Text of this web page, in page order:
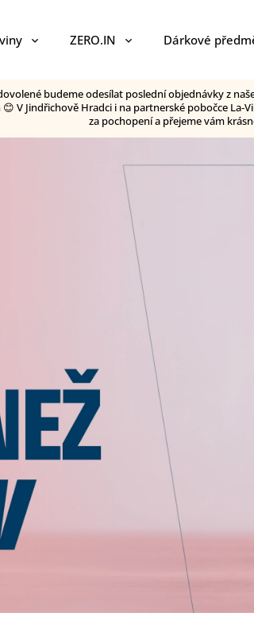
ZERO.IN Dárkové
budeme odesílat poslední objednávky z
V Jindřichově Hradci i na partnerské pobočce
za pochopení a přejeme vám